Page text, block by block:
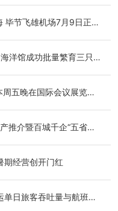
毕节飞雄机场7月9日正式
洋馆成功批量繁育三只
五晚在国际会议展览中
推介暨百城千企“五省
期经营创开门红
日旅客吞吐量与航班起